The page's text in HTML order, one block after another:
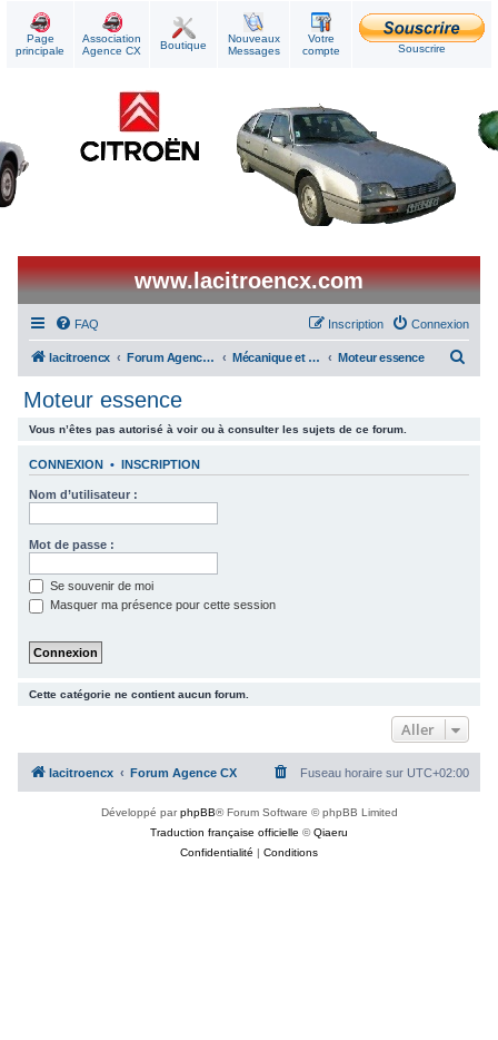
Page
principale
Association
Agence CX
Boutique
Nouveaux
Messages
Votre
compte
Souscrire
www.lacitroencx.com
FAQ Connexion
Inscription
lacitroencx Forum Agence CX Mécanique et Réparations Moteur essence
Moteur essence
Vous n’êtes pas autorisé à voir ou à consulter les sujets de ce forum.
CONNEXION • INSCRIPTION
Nom d’utilisateur :
Mot de passe :
Se souvenir de moi
Masquer ma présence pour cette session
Cette catégorie ne contient aucun forum.
Aller
lacitroencx Forum Agence CX Fuseau horaire sur UTC+02:00
Développé parphpBB® Forum Software © phpBB Limited
Traduction française officielle ©Qiaeru
Confidentialité | Conditions